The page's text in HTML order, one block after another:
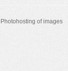
Photohosting of images